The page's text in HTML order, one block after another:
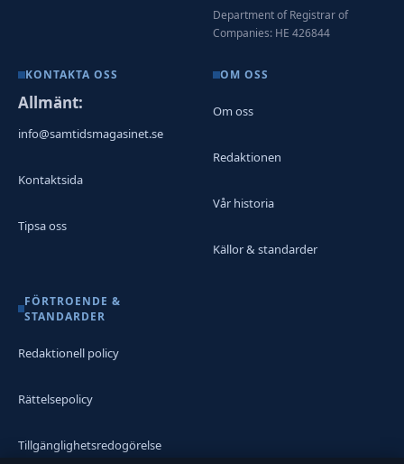
Department of Registrar of
Companies: HE 426844
KONTAKTA OSS
Allmänt:
info@samtidsmagasinet.se
Kontaktsida
Tipsa oss
OM OSS
Om oss
Redaktionen
Vår historia
Källor & standarder
FÖRTROENDE &
STANDARDER
Redaktionell policy
Rättelsepolicy
Tillgänglighetsredogörelse